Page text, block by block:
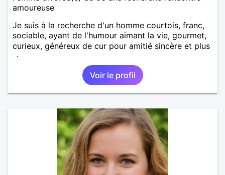
amoureuse
Je suis à la recherche d'un homme courtois, franc,
sociable, ayant de l'humour aimant la vie, gourmet,
curieux, généreux de cur pour amitié sincère et plus
si.
Voir le profil